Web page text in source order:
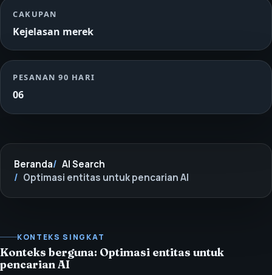
CAKUPAN
Kejelasan merek
PESANAN 90 HARI
06
Beranda
AI Search
Optimasi entitas untuk pencarian AI
KONTEKS SINGKAT
Konteks berguna: Optimasi entitas untuk
pencarian AI